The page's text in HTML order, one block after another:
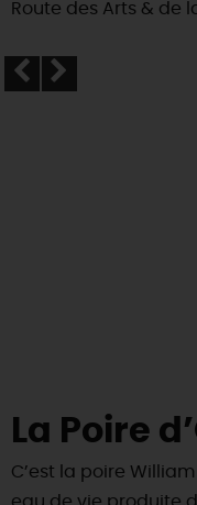
Route des Arts & de
La Poire
C’est la poire
eau de vie produite